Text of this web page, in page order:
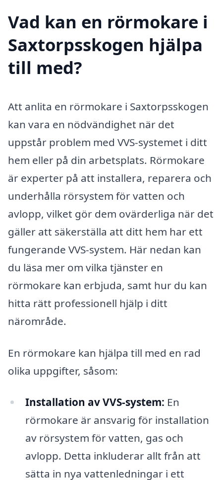
Vad kan en rörmokare i
Saxtorpsskogen hjälpa
till med?
Att anlita en rörmokare i Saxtorpsskogen
kan vara en nödvändighet när det
uppstår problem med VVS-systemet i ditt
hem eller på din arbetsplats. Rörmokare
är experter på att installera, reparera och
underhålla rörsystem för vatten och
avlopp, vilket gör dem ovärderliga när det
gäller att säkerställa att ditt hem har ett
fungerande VVS-system. Här nedan kan
du läsa mer om vilka tjänster en
rörmokare kan erbjuda, samt hur du kan
hitta rätt professionell hjälp i ditt
närområde.
En rörmokare kan hjälpa till med en rad
olika uppgifter, såsom:
Installation av VVS-system: En
rörmokare är ansvarig för installation
av rörsystem för vatten, gas och
avlopp. Detta inkluderar allt från att
sätta in nya vattenledningar i ett